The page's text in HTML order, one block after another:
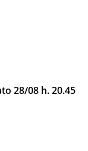
28/08 h. 20.45